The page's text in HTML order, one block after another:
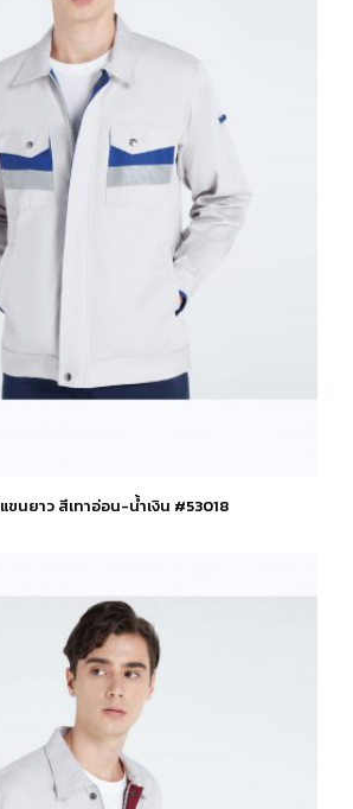
ขนยาว สีเทาอ่อน-น้ำเงิน #53018
has
multiple
variants.
The
options
may
be
chosen
on